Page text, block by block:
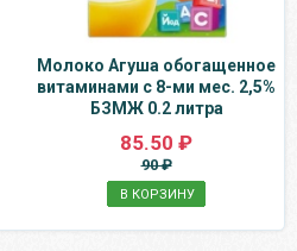
Молоко Агуша обогащенное
витаминами с 8-ми мес. 2,5%
БЗМЖ 0.2 литра
85.50 ₽
90 ₽
В КОРЗИНУ